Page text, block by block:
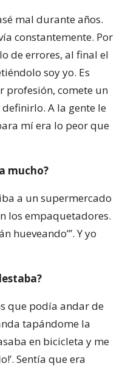
mal durante años.
constantemente. Por
de errores, al final el
soy yo. Es
profesión, comete un
A la gente le
mí era lo peor que
mucho?
a un supermercado
los empaquetadores.
hueveando”’. Y yo
que podía andar de
tapándome la
en bicicleta y me
Sentía que era